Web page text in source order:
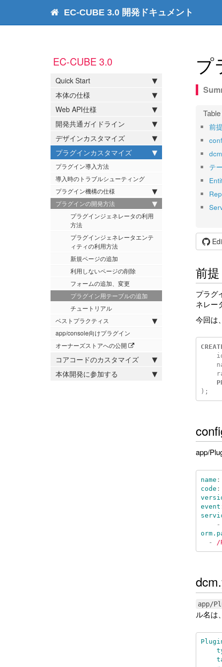
EC-CUBE 3.0 開発ドキュメント
EC-CUBE 3.0
Quick Start
本体の仕様
Web API仕様
開発共通ガイドライン
デザインカスタマイズ
プラグインカスタマイズ
プラグイン導入方法
導入時のトラブルシューティング
プラグイン機構の仕様
プラグインの開発方法
プラグインジェネレータの利用
方法
プラグインジェネレータエンテ
ィティの利用方法
新規ページの追加
利用しないページの削除
フォームの追加、変更
プラグイン用テーブルの追加
チュートリアル
ベストプラクティス
app/console向けプラグイン
オーナーズストアへの公開
コアコードのカスタマイズ
本体開発に参加する
プ
前提
テ
前提
プラグ
ネレー
今回は
);
app/
name :
code :
event
-
-
/
app/
ル名は、